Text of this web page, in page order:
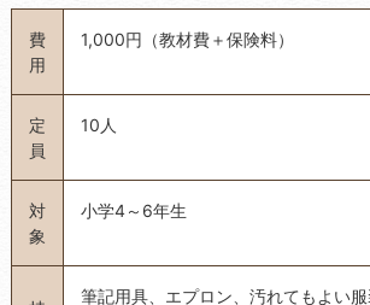
費
用
1,000円（教材費＋保険料）
定
員
10人
対
象
小学4～6年生
筆記用具、エプロン、汚れてもよい